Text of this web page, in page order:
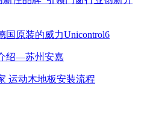
国原装的威力Unicontrol6
绍—苏州安嘉
运动木地板安装流程